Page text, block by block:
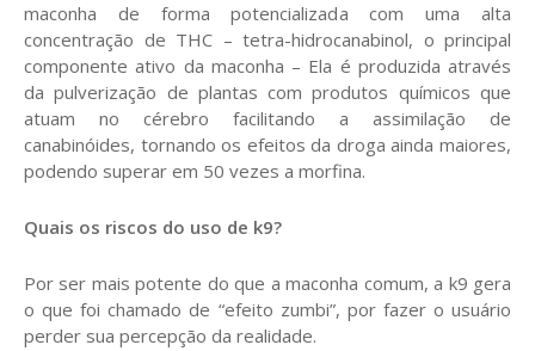
maconha de forma potencializada com uma alta
concentração de THC – tetra-hidrocanabinol, o principal
componente ativo da maconha – Ela é produzida através
da pulverização de plantas com produtos químicos que
atuam no cérebro facilitando a assimilação de
canabinóides, tornando os efeitos da droga ainda maiores,
podendo superar em 50 vezes a morfina.
Quais os riscos do uso de k9?
Por ser mais potente do que a maconha comum, a k9 gera
o que foi chamado de “efeito zumbi”, por fazer o usuário
perder sua percepção da realidade.